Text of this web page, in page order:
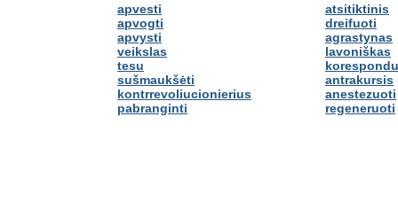
apvesti
apvogti
apvysti
veikslas
tesu
sušmaukšėti
kontrrevoliucionierius
pabranginti
atsitiktinis
dreifuoti
agrastynas
lavoniškas
antrakursis
anestezuoti
regeneruoti